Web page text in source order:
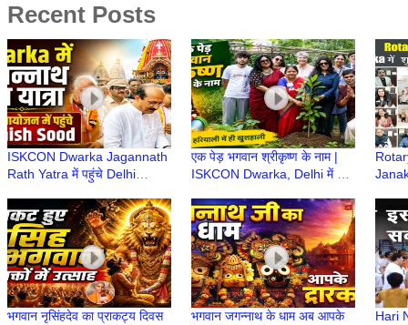
Recent Posts
ISKCON Dwarka Jagannath
Rath Yatra में पहुंचे Delhi
भगवान का आशीर्वाद
एक पेड़ भगवान श्रीकृष्ण के नाम |
ISKCON Dwarka, Delhi में हुआ
Environment Day
भगवान नृसिंहदेव का प्राकट्य दिवस
भगवान जगन्नाथ के धाम अब आपके
Hari